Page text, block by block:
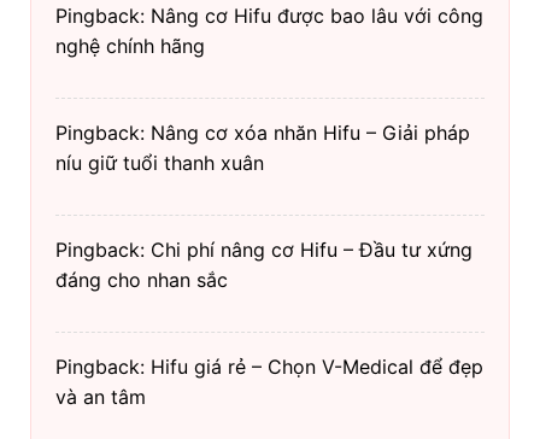
Pingback: Nâng cơ Hifu được bao lâu với công
nghệ chính hãng
Pingback: Nâng cơ xóa nhăn Hifu – Giải pháp
níu giữ tuổi thanh xuân
Pingback: Chi phí nâng cơ Hifu – Đầu tư xứng
đáng cho nhan sắc
Pingback: Hifu giá rẻ – Chọn V-Medical để đẹp
và an tâm